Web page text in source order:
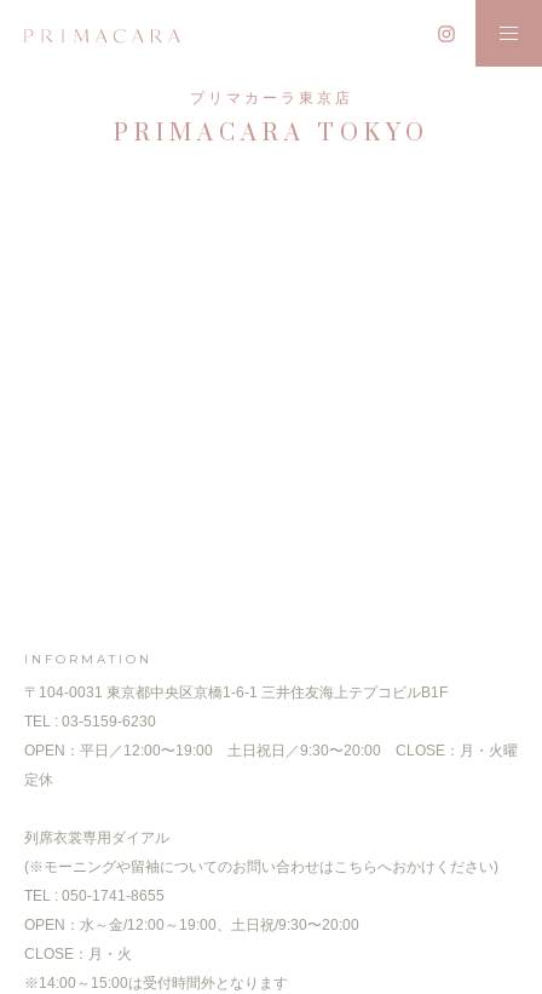
プリマカーラ東京店
PRIMACARA TOKYO
INFORMATION
〒104-0031 東京都中央区京橋1-6-1 三井住友海上テプコビルB1F
TEL : 03-5159-6230
OPEN：平日／12:00〜19:00 土日祝日／9:30〜20:00 CLOSE：月・火曜
定休
列席衣裳専用ダイアル
(※モーニングや留袖についてのお問い合わせはこちらへおかけください)
TEL : 050-1741-8655
OPEN：水～金/12:00～19:00、土日祝/9:30〜20:00
CLOSE：月・火
※14:00～15:00は受付時間外となります